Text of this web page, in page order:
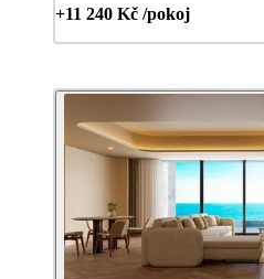
+11 240 Kč /pokoj